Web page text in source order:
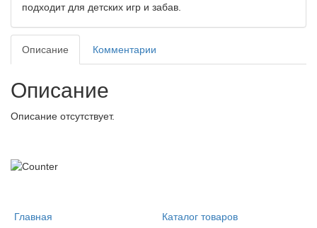
подходит для детских игр и забав.
Описание Комментарии
Описание
Описание отсутствует.
Главная Каталог товаров